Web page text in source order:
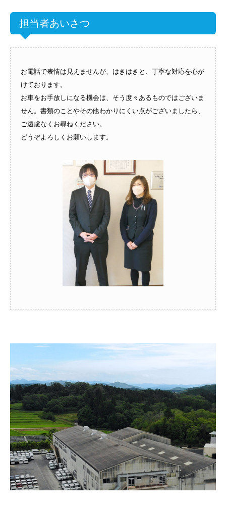
担当者あいさつ
お電話で表情は見えませんが、はきはきと、丁寧な対応を心が
けております。
お車をお手放しになる機会は、そう度々あるものではございま
せん。書類のことやその他わかりにくい点がございましたら、
ご遠慮なくお尋ねください。
どうぞよろしくお願いします。